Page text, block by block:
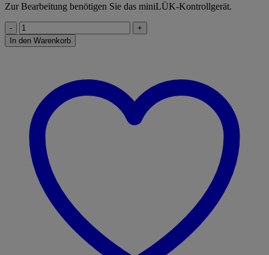
Zur Bearbeitung benötigen Sie das miniLÜK-Kontrollgerät.
miniLÜK
3.
Klasse
Rechnen
Übungen
angelehnt
das
Lehrwerk
Menge
In den Warenkorb